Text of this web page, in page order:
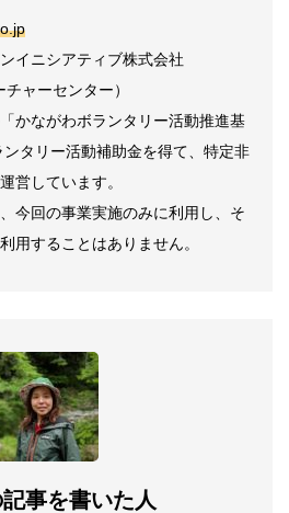
イニシアティブ株式会社
ャーセンター）
かながわボランタリー活動推進基
ンタリー活動補助金を得て、特定非
営しています。
今回の事業実施のみに利用し、そ
用することはありません。
事を書いた人